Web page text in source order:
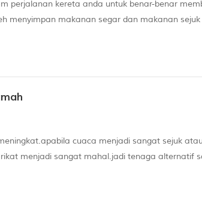
perjalanan kereta anda untuk benar-benar
menyimpan makanan segar dan makanan
cuaca menjadi sangat sejuk
menjadi sangat mahal.jadi tenaga alternatif